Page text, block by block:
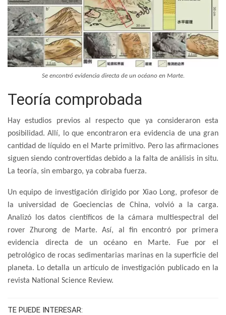
Se encontró evidencia directa de un océano en Marte.
Teoría comprobada
Hay estudios previos al respecto que ya consideraron esta
posibilidad. Allí, lo que encontraron era evidencia de una gran
cantidad de líquido en el Marte primitivo. Pero las afirmaciones
siguen siendo controvertidas debido a la falta de análisis in situ.
La teoría, sin embargo, ya cobraba fuerza.
Un equipo de investigación dirigido por Xiao Long, profesor de
la universidad de Goeciencias de China, volvió a la carga.
Analizó los datos científicos de la cámara multiespectral del
rover Zhurong de Marte. Así, al fin encontró por primera
evidencia directa de un océano en Marte. Fue por el
petrológico de rocas sedimentarias marinas en la superficie del
planeta. Lo detalla un artículo de investigación publicado en la
revista National Science Review.
TE PUEDE INTERESAR: